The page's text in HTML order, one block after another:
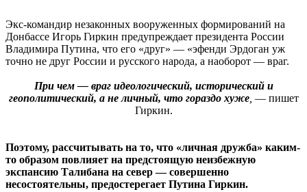
Экс-командир незаконных вооруженных формирований на
Донбассе Игорь Гиркин предупреждает президента России
Владимира Путина, что его «друг» — «эфенди Эрдоган уж
точно не друг России и русского народа, а наоборот — враг.
При чем — враг идеологический, исторический и
геополитический, а не личный, что гораздо хуже, — пишет
Гиркин.
Поэтому, рассчитывать на то, что «личная дружба» каким-
то образом повлияет на предстоящую неизбежную
экспансию Талибана на север — совершенно
несостоятельны, предостерегает Путина Гиркин.